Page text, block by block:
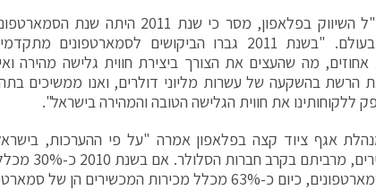
אסף עופר, סמנכ"ל השיווק בפלאפון, מסר כי שנת
למגמה הקיימת בעולם. "בשנת 2011 גברו הביקושים
מה שהעצים את הצורך ביצירת חווית גלישה מהירה
ללקוחותינו את חווית הגלישה הטובה והמהירה בישראל".
אגף ציוד קצה בפלאפון אמרה "על פי ההערכות,
כ-3.5 מיליון
מכירות המכשירים הן של סמארטפונים".